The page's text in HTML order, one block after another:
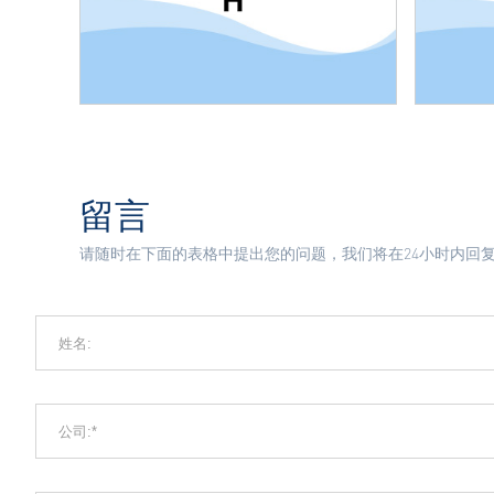
留言
请随时在下面的表格中提出您的问题，我们将在24小时内回